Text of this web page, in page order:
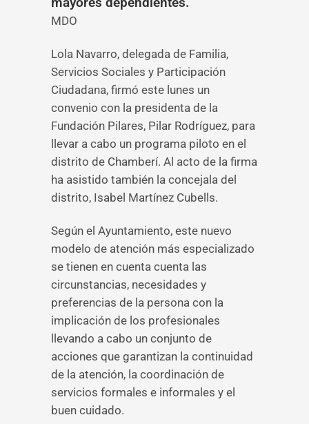
MDO
Lola Navarro, delegada de Familia,
Servicios Sociales y Participación
Ciudadana, firmó este lunes un
convenio con la presidenta de la
Fundación Pilares, Pilar Rodríguez, para
llevar a cabo un programa piloto en el
distrito de Chamberí. Al acto de la firma
ha asistido también la concejala del
distrito, Isabel Martínez Cubells.
Según el Ayuntamiento, este nuevo
modelo de atención más especializado
se tienen en cuenta cuenta las
circunstancias, necesidades y
preferencias de la persona con la
implicación de los profesionales
llevando a cabo un conjunto de
acciones que garantizan la continuidad
de la atención, la coordinación de
servicios formales e informales y el
buen cuidado.